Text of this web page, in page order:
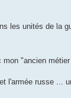
les unités de la
"ancien
l'armée russe ...